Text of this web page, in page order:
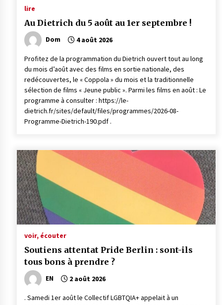
lire
Au Dietrich du 5 août au 1er septembre !
Dom 4 août 2026
Profitez de la programmation du Dietrich ouvert tout au long
du mois d’août avec des films en sortie nationale, des
redécouvertes, le « Coppola » du mois et la traditionnelle
sélection de films « Jeune public ». Parmi les films en août : Le
programme à consulter : https://le-
dietrich.fr/sites/default/files/programmes/2026-08-
Programme-Dietrich-190.pdf .
voir, écouter
Soutiens attentat Pride Berlin : sont-ils
tous bons à prendre ?
EN 2 août 2026
. Samedi 1er août le Collectif LGBTQIA+ appelait à un